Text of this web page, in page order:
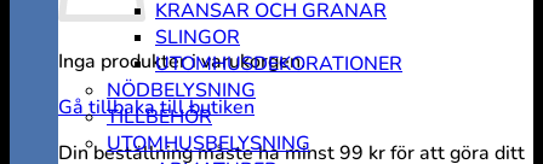
Inga produkter i varukorgen.
Gå tillbaka till butiken
Din beställning måste ha minst99 krför att göra ditt
KRANSAR OCH GRANAR
SLINGOR
UTOMHUSDEKORATIONER
NÖDBELYSNING
TILLBEHÖR
UTOMHUSBELYSNING